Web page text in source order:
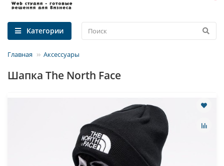
Категории
Главная Аксессуары
Шапка The North Face